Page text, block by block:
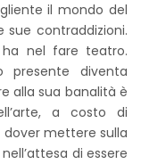
il mondo del
contraddizioni.
nel fare teatro.
diventa
alla sua banalità è
a costo di
mettere sulla
di essere